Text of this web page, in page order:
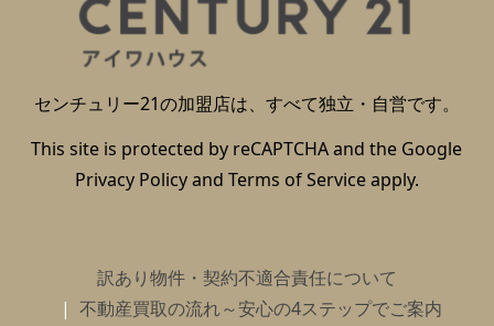
センチュリー21の加盟店は、すべて独立・自営です。
This site is protected by reCAPTCHA and the Google
Privacy Policyand Terms of Serviceapply.
訳あり物件・契約不適合責任について
不動産買取の流れ～安心の4ステップでご案内